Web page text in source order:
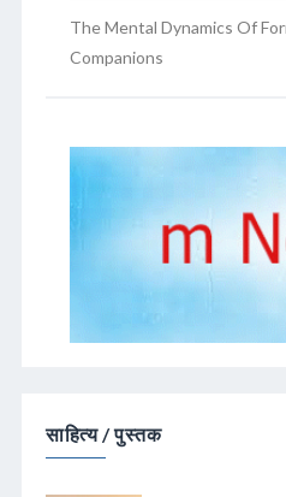
The Mental Dynamics Of
Companions
साहित्य / पुस्तक